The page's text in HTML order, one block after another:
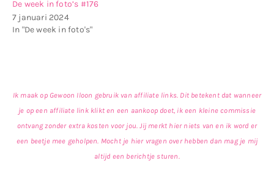
De week in foto’s #176
7 januari 2024
In "De week in foto's"
Ik maak op Gewoon Iloon gebruik van affiliate links. Dit betekent dat wanneer
je op een affiliate link klikt en een aankoop doet, ik een kleine commissie
ontvang zonder extra kosten voor jou. Jij merkt hier niets van en ik word er
een beetje mee geholpen. Mocht je hier vragen over hebben dan mag je mij
altijd een berichtje sturen.